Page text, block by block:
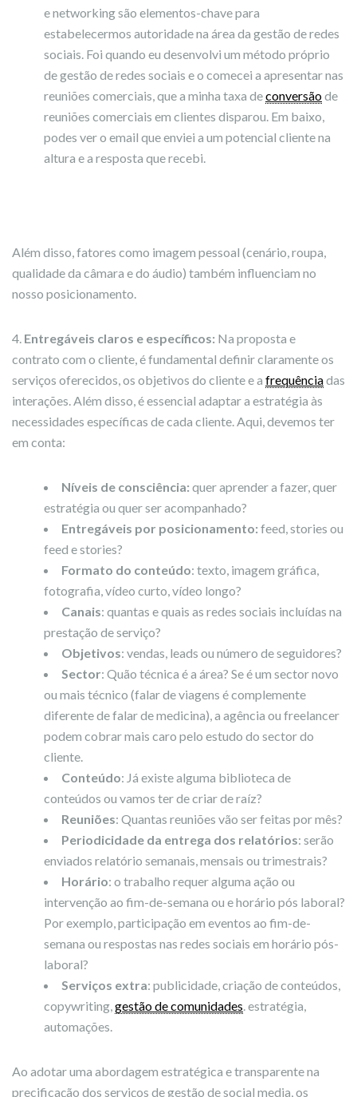
e networking são elementos-chave para
estabelecermos autoridade na área da gestão de redes
sociais. Foi quando eu desenvolvi um método próprio
de gestão de redes sociais e o comecei a apresentar nas
reuniões comerciais, que a minha taxa deconversãode
reuniões comerciais em clientes disparou. Em baixo,
podes ver o email que enviei a um potencial cliente na
altura e a resposta que recebi.
Além disso, fatores como imagem pessoal (cenário, roupa,
qualidade da câmara e do áudio) também influenciam no
nosso posicionamento.
4. Entregáveis claros e específicos: Na proposta e
contrato com o cliente, é fundamental definir claramente os
serviços oferecidos, os objetivos do cliente e a frequênciadas
interações. Além disso, é essencial adaptar a estratégia às
necessidades específicas de cada cliente. Aqui, devemos ter
em conta:
Níveis de consciência: quer aprender a fazer, quer
estratégia ou quer ser acompanhado?
Entregáveis por posicionamento: feed, stories ou
feed e stories?
Formato do conteúdo: texto, imagem gráfica,
fotografia, vídeo curto, vídeo longo?
Canais: quantas e quais as redes sociais incluídas na
prestação de serviço?
Objetivos: vendas, leads ou número de seguidores?
Sector: Quão técnica é a área? Se é um sector novo
ou mais técnico (falar de viagens é complemente
diferente de falar de medicina), a agência ou freelancer
podem cobrar mais caro pelo estudo do sector do
cliente.
Conteúdo: Já existe alguma biblioteca de
conteúdos ou vamos ter de criar de raíz?
Reuniões: Quantas reuniões vão ser feitas por mês?
Periodicidade da entrega dos relatórios: serão
enviados relatório semanais, mensais ou trimestrais?
Horário: o trabalho requer alguma ação ou
intervenção ao fim-de-semana ou e horário pós laboral?
Por exemplo, participação em eventos ao fim-de-
semana ou respostas nas redes sociais em horário pós-
laboral?
Serviços extra: publicidade, criação de conteúdos,
copywriting,gestão de comunidades. estratégia,
automações.
Ao adotar uma abordagem estratégica e transparente na
precificação dos serviços de gestão de social media, os